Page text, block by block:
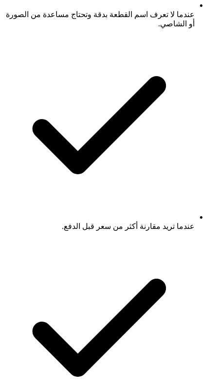
عندما لا تعرف اسم القطعة بدقة وتحتاج مساعدة من الصورة
أو الشاصي.
عندما تريد مقارنة أكثر من سعر قبل الدفع.